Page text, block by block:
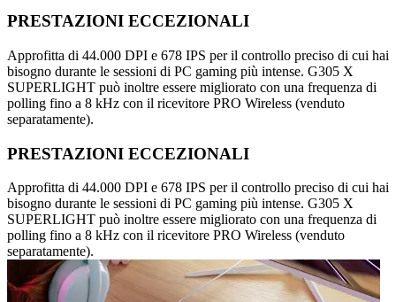
PRESTAZIONI ECCEZIONALI
Approfitta di 44.000 DPI e 678 IPS per il controllo preciso di cui hai
bisogno durante le sessioni di PC gaming più intense. G305 X
SUPERLIGHT può inoltre essere migliorato con una frequenza di
polling fino a 8 kHz con il ricevitore PRO Wireless (venduto
separatamente).
PRESTAZIONI ECCEZIONALI
Approfitta di 44.000 DPI e 678 IPS per il controllo preciso di cui hai
bisogno durante le sessioni di PC gaming più intense. G305 X
SUPERLIGHT può inoltre essere migliorato con una frequenza di
polling fino a 8 kHz con il ricevitore PRO Wireless (venduto
separatamente).